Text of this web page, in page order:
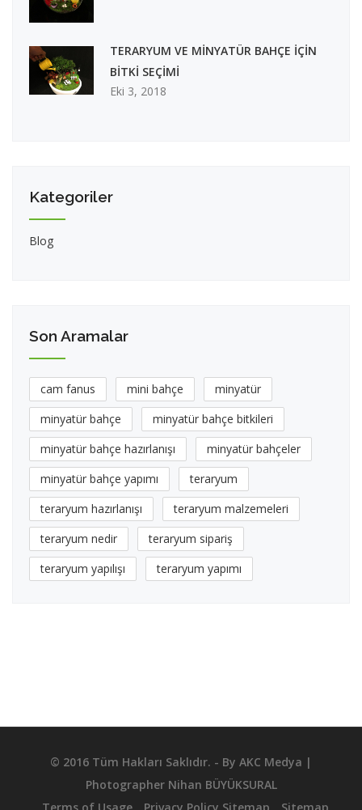
TERARYUM VE MİNYATÜR BAHÇE İÇİN
BİTKİ SEÇİMİ
Eki 3, 2018
Kategoriler
Blog
Son Aramalar
cam fanus mini bahçe
minyatür
minyatür bahçe
minyatür bahçe bitkileri
minyatür bahçe hazırlanışı
minyatür bahçeler
minyatür bahçe yapımı
teraryum
teraryum hazırlanışı
teraryum malzemeleri
teraryum nedir
teraryum sipariş
teraryum yapılışı
teraryum yapımı
© 2016 Tüm Hakları Saklıdır. - By AKC Medya |
Photographer Nihan BÜYÜKSURAL